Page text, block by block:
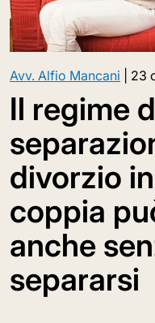
Avv. Alfio Mancani 23
Il regime
divorzio
coppia
anche
separarsi